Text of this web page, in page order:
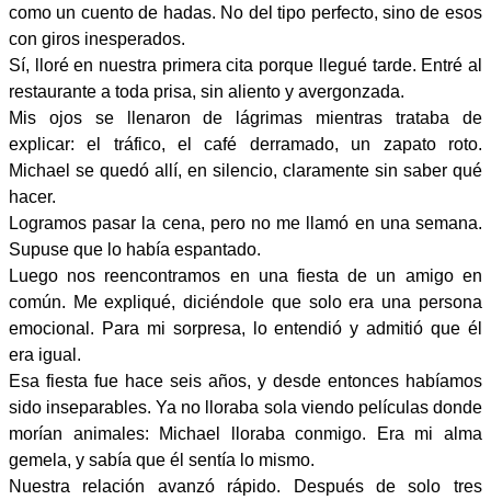
como un cuento de hadas. No del tipo perfecto, sino de esos
con giros inesperados.
Sí, lloré en nuestra primera cita porque llegué tarde. Entré al
restaurante a toda prisa, sin aliento y avergonzada.
Mis ojos se llenaron de lágrimas mientras trataba de
explicar: el tráfico, el café derramado, un zapato roto.
Michael se quedó allí, en silencio, claramente sin saber qué
hacer.
Logramos pasar la cena, pero no me llamó en una semana.
Supuse que lo había espantado.
Luego nos reencontramos en una fiesta de un amigo en
común. Me expliqué, diciéndole que solo era una persona
emocional. Para mi sorpresa, lo entendió y admitió que él
era igual.
Esa fiesta fue hace seis años, y desde entonces habíamos
sido inseparables. Ya no lloraba sola viendo películas donde
morían animales: Michael lloraba conmigo. Era mi alma
gemela, y sabía que él sentía lo mismo.
Nuestra relación avanzó rápido. Después de solo tres